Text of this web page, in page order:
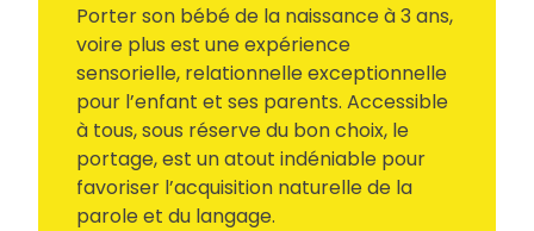
Porter son bébé de la naissance à 3 ans,
voire plus est une expérience
sensorielle, relationnelle exceptionnelle
pour l’enfant et ses parents. Accessible
à tous, sous réserve du bon choix, le
portage, est un atout indéniable pour
favoriser l’acquisition naturelle de la
parole et du langage.